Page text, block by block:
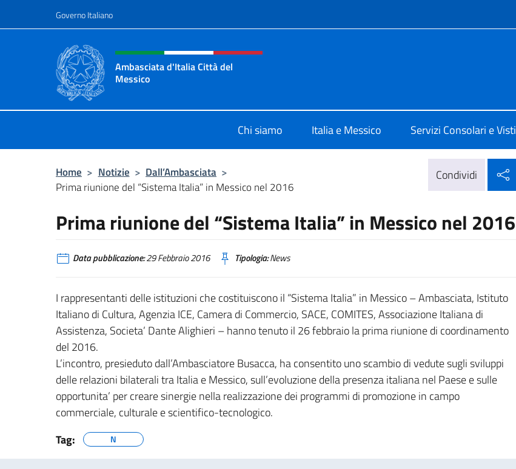
Governo Italiano
Intestazione sito, social e menù
Ambasciata d'Italia Città del
Messico
Chi siamo Italia e Messico Servizi Consolari e Visti
Home > Notizie > Dall’Ambasciata >
Prima riunione del “Sistema Italia” in Messico nel 2016
Condividi
Prima riunione del “Sistema Italia” in Messico nel 2016
Data pubblicazione:29 Febbraio 2016 Tipologia:News
I rappresentanti delle istituzioni che costituiscono il “Sistema Italia” in Messico – Ambasciata, Istituto
Italiano di Cultura, Agenzia ICE, Camera di Commercio, SACE, COMITES, Associazione Italiana di
Assistenza, Societa’ Dante Alighieri – hanno tenuto il 26 febbraio la prima riunione di coordinamento
del 2016.
L’incontro, presieduto dall’Ambasciatore Busacca, ha consentito uno scambio di vedute sugli sviluppi
delle relazioni bilaterali tra Italia e Messico, sull’evoluzione della presenza italiana nel Paese e sulle
opportunita’ per creare sinergie nella realizzazione dei programmi di promozione in campo
commerciale, culturale e scientifico-tecnologico.
Tag:
N